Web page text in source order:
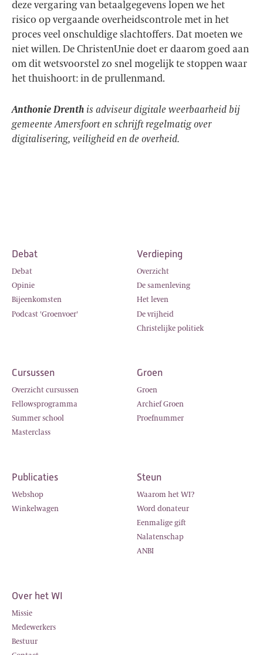
deze vergaring van betaalgegevens lopen we het
risico op vergaande overheidscontrole met in het
proces veel onschuldige slachtoffers. Dat moeten we
niet willen. De ChristenUnie doet er daarom goed aan
om dit wetsvoorstel zo snel mogelijk te stoppen waar
het thuishoort: in de prullenmand.
Anthonie Drenth is adviseur digitale weerbaarheid bij
gemeente Amersfoort en schrijft regelmatig over
digitalisering, veiligheid en de overheid.
Debat
Debat
Opinie
Bijeenkomsten
Podcast 'Groenvoer'
Verdieping
Overzicht
De samenleving
Het leven
De vrijheid
Christelijke politiek
Cursussen
Overzicht cursussen
Fellowsprogramma
Summer school
Masterclass
Groen
Groen
Archief Groen
Proefnummer
Publicaties
Webshop
Winkelwagen
Steun
Waarom het WI?
Word donateur
Eenmalige gift
Nalatenschap
ANBI
Over het WI
Missie
Medewerkers
Bestuur